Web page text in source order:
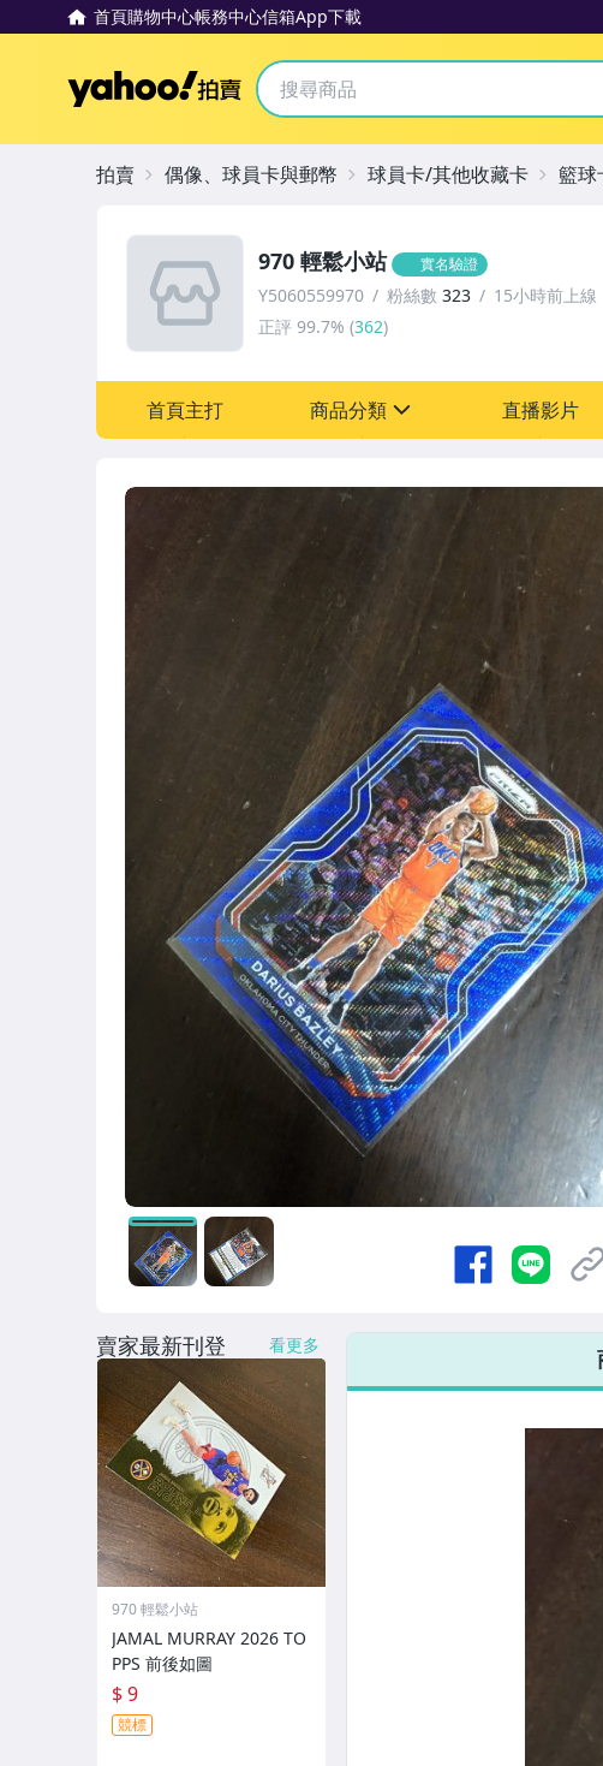
首頁購物中心帳務中心信箱App下載
Yahoo拍賣
970 輕鬆小站 實名驗證
Y5060559970 粉絲數 323
15小時前上線
正評 99.7% (362)
首頁主打 商品分類 直播影片
拍賣 偶像、球員卡與郵幣 球員卡/其他收藏卡 籃球
賣家最新刊登 看更多
970 輕鬆小站
JAMAL MURRAY 2026 TO
PPS 前後如圖
$ 9
競標